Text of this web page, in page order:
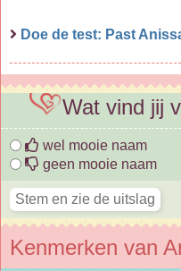
Doe de test: Past
Wat vind jij
wel mooie naam
geen mooie naam
Kenmerken van